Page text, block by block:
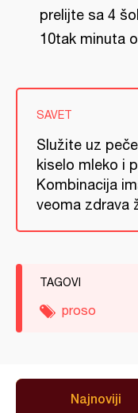
prelijte sa 4
10tak minuta
SAVET
Služite uz
kiselo mleko i
Kombinacija
veoma zdrava
TAGOVI
proso
Najnoviji